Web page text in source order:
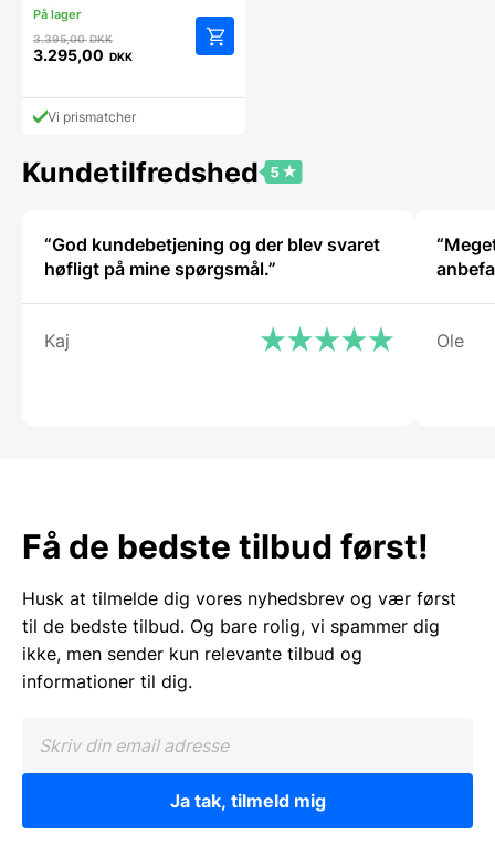
3.395,00DKKDen
oprindelige
var:
3.395,00 DKK.
3.295,00 DKK
aktuelle
prisVi prismatcher
Kundetilfredshed
“God kundebetjening og der blev svaret
høfligt på mine spørgsmål.”
Kaj Ole
Få de bedste tilbud først!
Husk at tilmelde dig vores nyhedsbrev og vær først
til de bedste tilbud. Og bare rolig, vi spammer dig
ikke, men sender kun relevante tilbud og
informationer til dig.
Ja tak, tilmeld mig